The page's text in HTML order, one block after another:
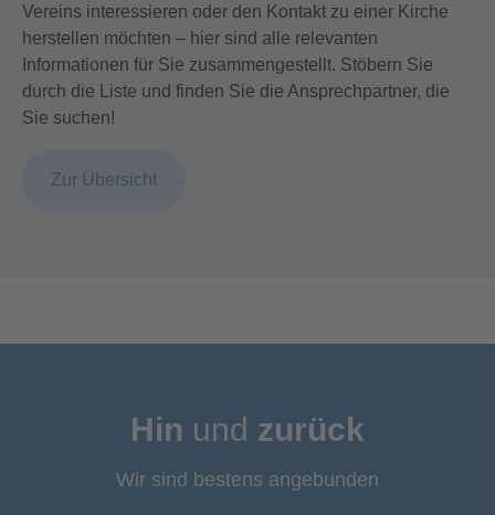
Vereins interessieren oder den Kontakt zu einer Kirche
herstellen möchten – hier sind alle relevanten
Informationen für Sie zusammengestellt. Stöbern Sie
durch die Liste und finden Sie die Ansprechpartner, die
Sie suchen!
Zur Übersicht
Hin und zurück
Wir sind bestens angebunden